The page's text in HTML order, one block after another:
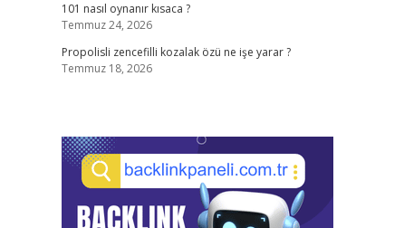
101 nasıl oynanır kısaca ?
Temmuz 24, 2026
Propolisli zencefilli kozalak özü ne işe yarar ?
Temmuz 18, 2026